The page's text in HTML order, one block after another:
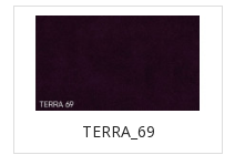
TERRA_69